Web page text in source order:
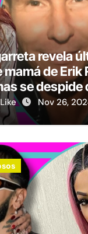
revela
mamá de Erik
se despide
Nov 26,